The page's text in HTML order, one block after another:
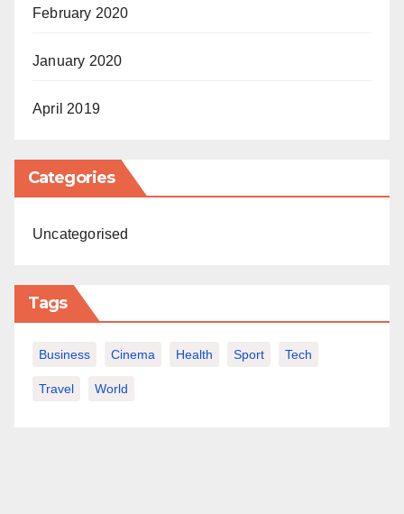
February 2020
January 2020
April 2019
Categories
Uncategorised
Tags
Business Cinema Health Sport Tech
Travel World